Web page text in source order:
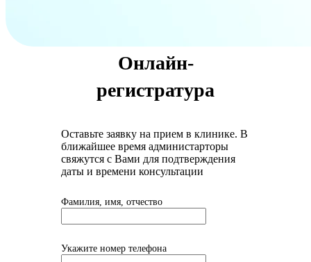
Онлайн-
регистратура
Оставьте заявку на прием в клинике. В
ближайшее время администарторы
свяжутся с Вами для подтверждения
даты и времени консультации
Фамилия, имя, отчество
Укажите номер телефона